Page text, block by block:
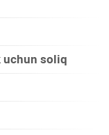
uchun soliq